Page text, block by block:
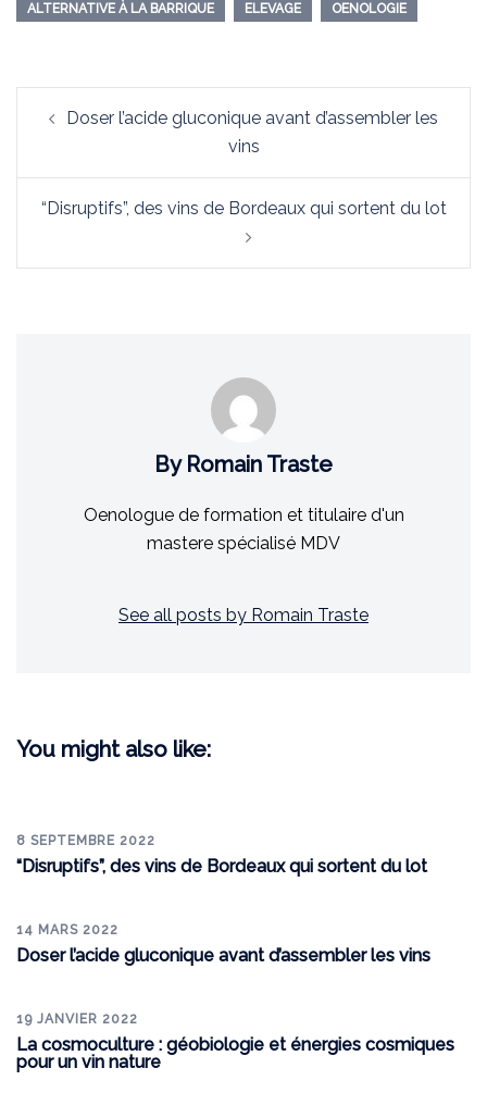
ALTERNATIVE À LA BARRIQUE ELEVAGE OENOLOGIE
Navigation
d’article
Doser l’acide gluconique avant d’assembler les
vins
“Disruptifs”, des vins de Bordeaux qui sortent du lot
By Romain Traste
Oenologue de formation et titulaire d'un
mastere spécialisé MDV
See all posts by Romain Traste
You might also like:
8 SEPTEMBRE 2022
“Disruptifs”, des vins de Bordeaux qui sortent du lot
14 MARS 2022
Doser l’acide gluconique avant d’assembler les vins
19 JANVIER 2022
La cosmoculture : géobiologie et énergies cosmiques
pour un vin nature